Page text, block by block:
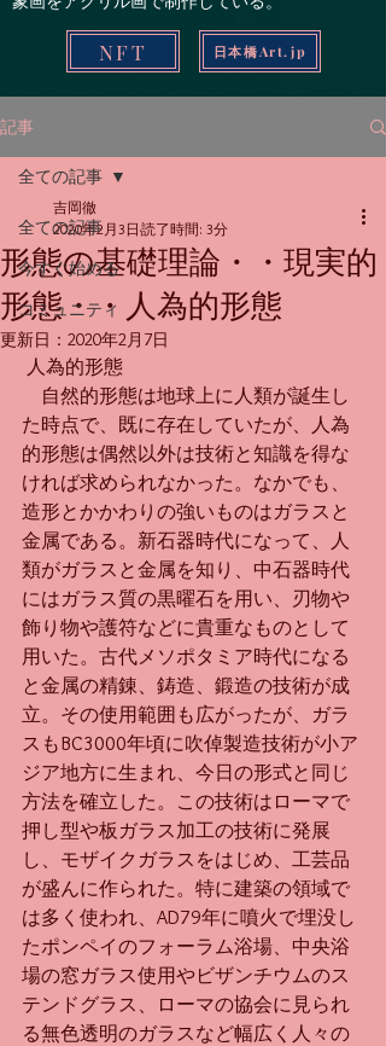
NFT 日本橋Art.jp
記事
全ての記事
今すぐ始める
コミュニティ
全ての記事
形態の基礎理論・・現実的
形態・・人為的形態
吉岡徹
2020年2月3日 読了時間: 3分
更新日： 2020年2月7日
人為的形態
自然的形態は地球上に人類が誕生し
た時点で、既に存在していたが、人為
的形態は偶然以外は技術と知識を得な
ければ求められなかった。なかでも、
造形とかかわりの強いものはガラスと
金属である。新石器時代になって、人
類がガラスと金属を知り、中石器時代
にはガラス質の黒曜石を用い、刃物や
飾り物や護符などに貴重なものとして
用いた。古代メソポタミア時代になる
と金属の精錬、鋳造、鍛造の技術が成
立。その使用範囲も広がったが、ガラ
スもBC3000年頃に吹倬製造技術が小ア
ジア地方に生まれ、今日の形式と同じ
方法を確立した。この技術はローマで
押し型や板ガラス加工の技術に発展
し、モザイクガラスをはじめ、工芸品
が盛んに作られた。特に建築の領域で
は多く使われ、AD79年に噴火で埋没し
たポンペイのフォーラム浴場、中央浴
場の窓ガラス使用やビザンチウムのス
テンドグラス、ローマの協会に見られ
る無色透明のガラスなど幅広く人々の